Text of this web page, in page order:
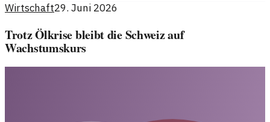
Wirtschaft29. Juni 2026
Trotz Ölkrise bleibt die Schweiz auf
Wachstumskurs